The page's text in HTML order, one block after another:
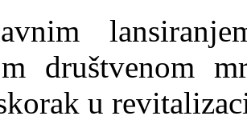
društvenom
u